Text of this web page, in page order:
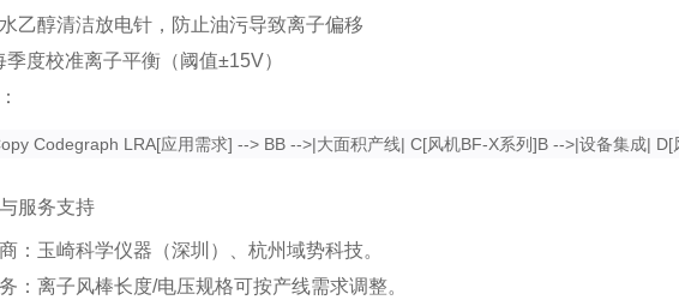
乙醇清洁放电针，防止油污导致离子偏移
度校准离子平衡（阈值±15V）
‌：
Codegraph LRA[应用需求] --> BB -->|大面积产线| C[风机BF-X系列]B -->|设备集成|
服务支持
‌：玉崎科学仪器（深圳）、杭州域势科技。
‌：离子风棒长度/电压规格可按产线需求调整。